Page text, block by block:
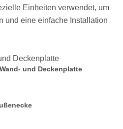
Einheiten verwendet, um
und eine einfache Installation
und Deckenplatte